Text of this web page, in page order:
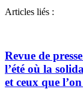
Articles liés :
Revue de
l’été où la
et ceux que